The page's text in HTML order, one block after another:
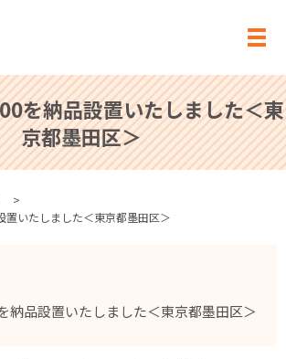
メ
を納品設置いたしました＜東
京都墨田区＞
置いたしました＜東京都墨田区＞
納品設置いたしました＜東京都墨田区＞